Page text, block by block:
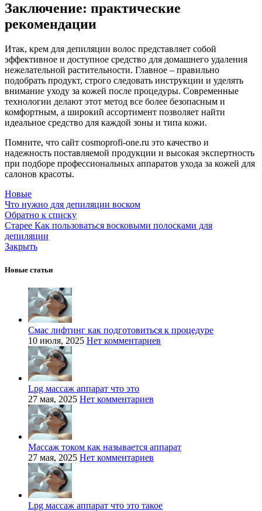
Заключение: практические
рекомендации
Итак, крем для депиляции волос представляет собой
эффективное и доступное средство для домашнего удаления
нежелательной растительности. Главное – правильно
подобрать продукт, строго следовать инструкции и уделять
внимание уходу за кожей после процедуры. Современные
технологии делают этот метод все более безопасным и
комфортным, а широкий ассортимент позволяет найти
идеальное средство для каждой зоны и типа кожи.
Помните, что сайт cosmoprofi-one.ru это качество и
надежность поставляемой продукции и высокая экспертность
при подборе профессиональных аппаратов ухода за кожей для
салонов красоты.
Новые
Что нужно для депиляции воском
Обратно к списку
Старее Как пользоваться восковыми полосками для
депиляции
Закрыть
Новые статьи
Смас лифтинг как подготовиться к процедуре
10 июля, 2025 Нет комментариев
Lpg массаж аппарат что это
27 мая, 2025 Нет комментариев
Массаж током как называется аппарат
27 мая, 2025 Нет комментариев
Lpg массаж аппарат что это такое